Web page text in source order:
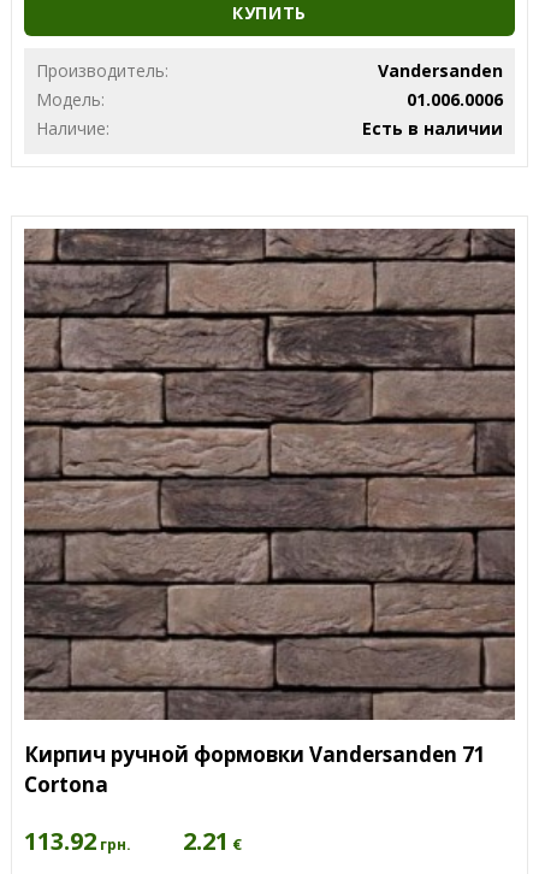
КУПИТЬ
Производитель:
Vandersanden
Модель:
01.006.0006
Наличие:
Есть в наличии
Кирпич ручной формовки Vandersanden 71
Cortona
113.92 грн. 2.21 €